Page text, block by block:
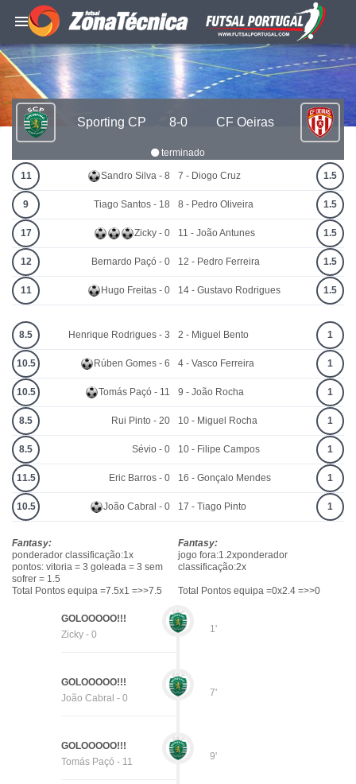
Sporting CP 8-0 CF Oeiras
terminado
11 Sandro Silva - 8
9 Tiago Santos - 18
17 Zicky - 0
12 Bernardo Paçó - 0
11 Hugo Freitas - 0
7 - Diogo Cruz 1.5
8 - Pedro Oliveira 1.5
11 - João Antunes 1.5
12 - Pedro Ferreira 1.5
14 - Gustavo Rodrigues 1.5
8.5 Henrique Rodrigues - 3
10.5 Rúben Gomes - 6
10.5 Tomás Paçó - 11
8.5 Rui Pinto - 20
8.5 Sévio - 0
11.5 Eric Barros - 0
10.5 João Cabral - 0
2 - Miguel Bento 1
4 - Vasco Ferreira 1
9 - João Rocha 1
10 - Miguel Rocha 1
10 - Filipe Campos 1
16 - Gonçalo Mendes 1
17 - Tiago Pinto 1
Fantasy:
ponderador classificação:1x
pontos: vitoria = 3 goleada = 3 sem
sofrer = 1.5
Total Pontos equipa =7.5x1 =>>7.5
Fantasy:
jogo fora:1.2xponderador
classificação:2x
Total Pontos equipa =0x2.4 =>>0
1'
GOLOOOOO!!!
Zicky - 0
7'
GOLOOOOO!!!
João Cabral - 0
9'
GOLOOOOO!!!
Tomás Paçó - 11